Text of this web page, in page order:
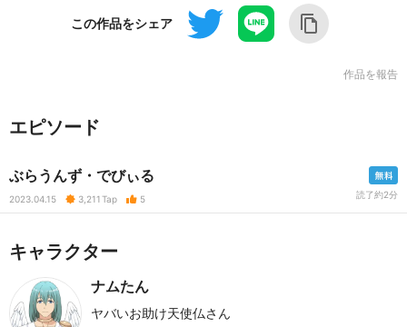
この作品をシェア
作品を報告
エピソード
ぶらうんず・でびぃる
2023.04.15 3,211Tap 5 読了約2分
キャラクター
ナムたん
ヤバいお助け天使仏さん